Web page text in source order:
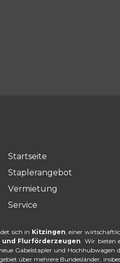
Startseite
Staplerangebot
Vermietung
service
sich in Kitzingen, einer
und Flurförderzeugen. Wir bieten
Gabelstapler und Hochhubwagen
über mehrere Bundesländer,